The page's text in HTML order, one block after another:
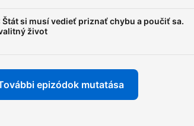
Štát si musí vedieť priznať chybu a poučiť sa.
život
epizódok mutatása